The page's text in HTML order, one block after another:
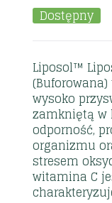
Dostępny
Liposol™
wysoko
zamkniętą w
odporność,
organizmu
stresem
witamina C